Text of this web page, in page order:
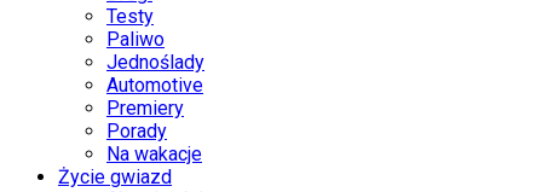
Testy
Paliwo
Jednoślady
Automotive
Premiery
Porady
Na wakacje
Życie gwiazd